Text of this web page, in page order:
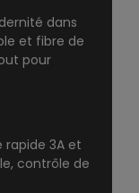
dans
et fibre de
pour
rapide 3A et
contrôle de